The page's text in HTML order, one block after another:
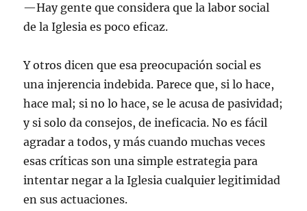
—Hay gente que considera que la labor social
de la Iglesia es poco eficaz.
Y otros dicen que esa preocupación social es
una injerencia indebida. Parece que, si lo hace,
hace mal; si no lo hace, se le acusa de pasividad;
y si solo da consejos, de ineficacia. No es fácil
agradar a todos, y más cuando muchas veces
esas críticas son una simple estrategia para
intentar negar a la Iglesia cualquier legitimidad
en sus actuaciones.